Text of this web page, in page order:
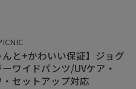
んと+かわいい保証】ジョグ
ワイドパンツ/UVケア・
セットアップ対応